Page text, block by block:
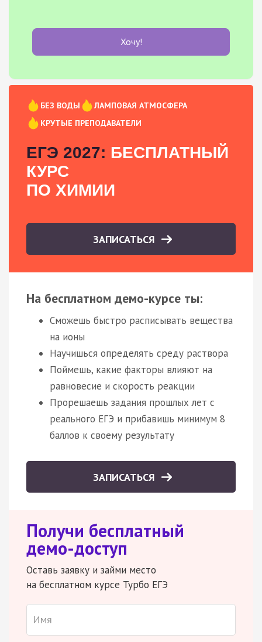
Хочу!
БЕЗ ВОДЫ
ЛАМПОВАЯ АТМОСФЕРА
КРУТЫЕ ПРЕПОДАВАТЕЛИ
ЕГЭ 2027: БЕСПЛАТНЫЙ
КУРС
ПО ХИМИИ
ЗАПИСАТЬСЯ
На бесплатном демо-курсе ты:
Сможешь быстро расписывать вещества
на ионы
Научишься определять среду раствора
Поймешь, какие факторы влияют на
равновесие и скорость реакции
Прорешаешь задания прошлых лет с
реального ЕГЭ и прибавишь минимум 8
баллов к своему результату
ЗАПИСАТЬСЯ
Получи бесплатный
демо-доступ
Оставь заявку и займи место
на бесплатном курсе Турбо ЕГЭ